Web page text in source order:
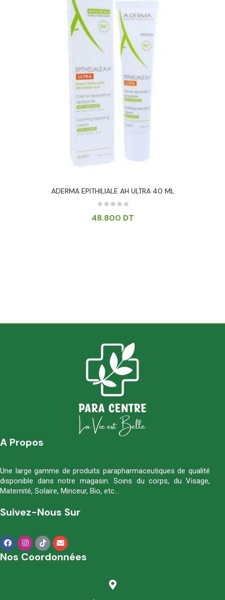
ADERMA EPITHILIALE AH ULTRA 40 ML
48.800 DT
A Propos
Une large gamme de produits parapharmaceutiques de qualité
disponible dans notre magasin. Soins du corps, du Visage,
Maternité, Solaire, Minceur, Bio, etc…
Suivez-Nous Sur
Nos Coordonnées